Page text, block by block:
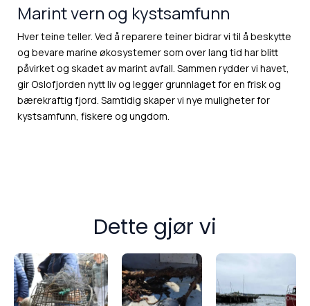
Marint vern og kystsamfunn
Hver teine teller. Ved å reparere teiner bidrar vi til å beskytte
og bevare marine økosystemer som over lang tid har blitt
påvirket og skadet av marint avfall. Sammen rydder vi havet,
girOslofjorden nytt liv og legger grunnlaget for en frisk og
bærekraftig fjord. Samtidig skaper vi nye muligheter for
kystsamfunn, fiskere og ungdom.
Dette gjør vi